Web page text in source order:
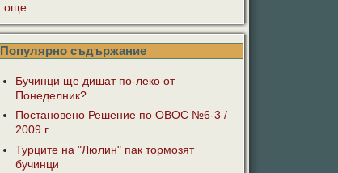
още
Популярно съдържание
Бучинци ще дишат по-леко от
Понеделник?
Постановено Решение по ОВОС №6-3 /
2009 г.
Турците на "Люлин" пак тормозят
бучинци